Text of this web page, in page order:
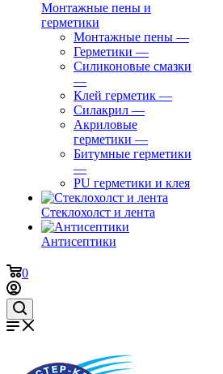
Монтажные пены и
герметики
Монтажные пены —
Герметики —
Силиконовые смазки
—
Клей герметик —
Силакрил —
Акриловые
герметики —
Битумные герметики
—
PU герметики и клея
Стеклохолст и лента
Антисептики
0